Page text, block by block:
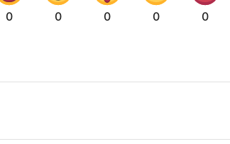
0 0 0 0 0
Нажимая на кнопку "Отправить" вы
соглашаетесь с
политикой